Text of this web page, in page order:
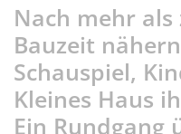
Nach mehr als
Bauzeit
Schauspiel,
Kleines Haus
Ein Rundgang